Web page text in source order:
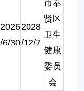
2026
/6/30
2028
/12/7
市奉
贤区
卫生
健康
委员
会